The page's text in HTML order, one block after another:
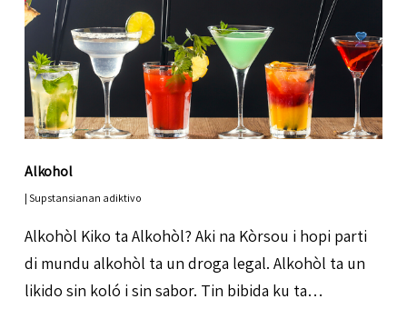
Alkohol
|Supstansianan adiktivo
Alkohòl Kiko ta Alkohòl? Aki na Kòrsou i hopi parti
di mundu alkohòl ta un droga legal. Alkohòl ta un
likido sin koló i sin sabor. Tin bibida ku ta…